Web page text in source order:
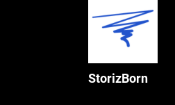
StorizBorn